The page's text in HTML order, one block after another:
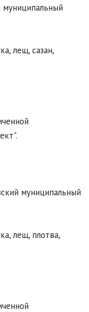
лещ, сазан,
муниципальный
лещ, плотва,